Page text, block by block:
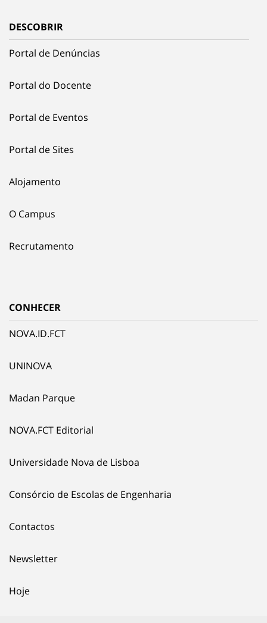
DESCOBRIR
Portal de Denúncias
Portal do Docente
Portal de Eventos
Portal de Sites
Alojamento
O Campus
Recrutamento
CONHECER
NOVA.ID.FCT
UNINOVA
Madan Parque
NOVA.FCT Editorial
Universidade Nova de Lisboa
Consórcio de Escolas de Engenharia
Contactos
Newsletter
Hoje